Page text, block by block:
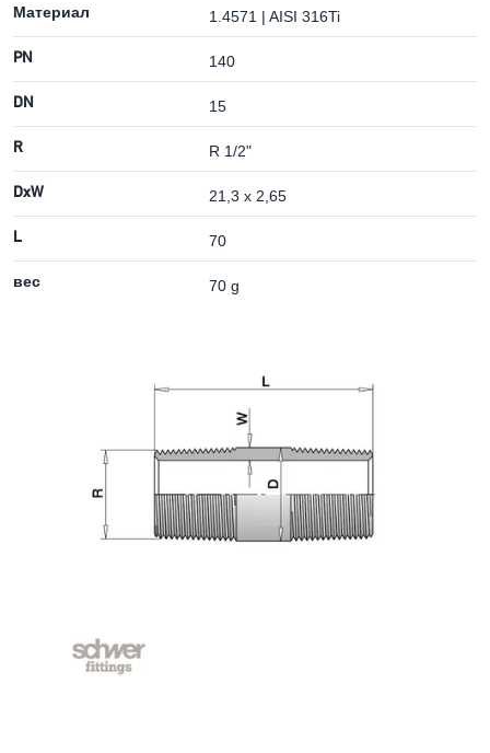
Материал 1.4571 | AISI 316Ti
PN 140
DN 15
R R 1/2"
DxW 21,3 x 2,65
L 70
вес 70 g